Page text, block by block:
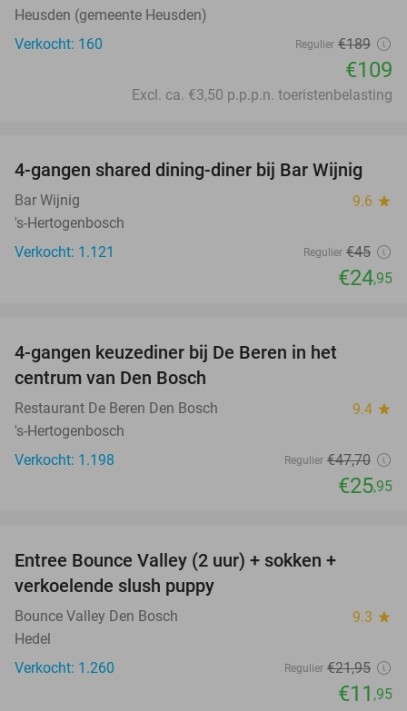
Heusden (gemeente Heusden)
Verkocht: 160
Regulier €189
€109
Excl. ca. €3,50 p.p.p.n. toeristenbelasting
45%
4-gangen shared dining-diner bij Bar Wijnig
Bar Wijnig 9.6 star
's-Hertogenbosch
Verkocht: 1.121
Regulier €45
€24,95
4-gangen keuzediner bij De Beren in het
centrum van Den Bosch
Restaurant De Beren Den Bosch 9.4 star
's-Hertogenbosch
Verkocht: 1.198
Regulier €47,70
€25,95
Entree Bounce Valley (2 uur) + sokken +
verkoelende slush puppy
Bounce Valley Den Bosch 9.3 star
Hedel
Verkocht: 1.260
Regulier €21,95
€11 ,95